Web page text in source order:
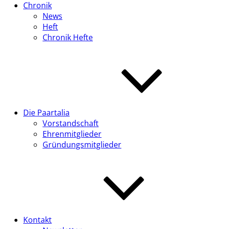
Chronik
News
Heft
Chronik Hefte
Die Paartalia
Vorstandschaft
Ehrenmitglieder
Gründungsmitglieder
Kontakt